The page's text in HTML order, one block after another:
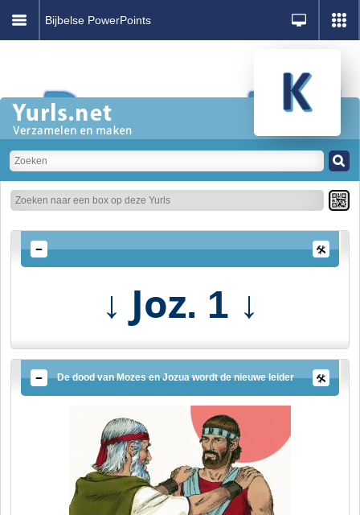
Bijbelse PowerPoints
↓ Joz. 1 ↓
De dood van Mozes en Jozua wordt de nieuwe leider